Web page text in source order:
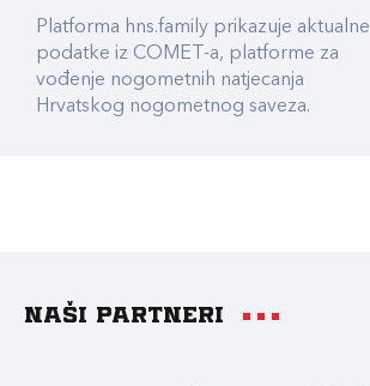
Platforma hns.family prikazuje aktualne
podatke iz COMET-a, platforme za
vođenje nogometnih natjecanja
Hrvatskog nogometnog saveza.
Naši partneri